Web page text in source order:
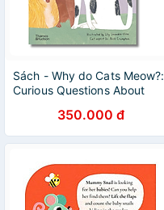
Sách - Why do Cats Meow?:
Curious Questions About
Crumpton350.000 đ